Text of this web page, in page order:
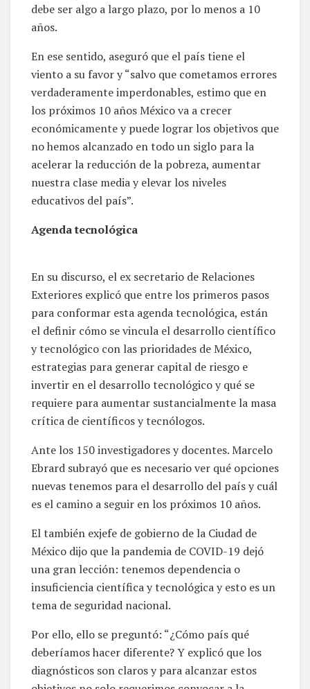
debe ser algo a largo plazo, por lo menos a 10
años.
En ese sentido, aseguró que el país tiene el
viento a su favor y “salvo que cometamos errores
verdaderamente imperdonables, estimo que en
los próximos 10 años México va a crecer
económicamente y puede lograr los objetivos que
no hemos alcanzado en todo un siglo para la
acelerar la reducción de la pobreza, aumentar
nuestra clase media y elevar los niveles
educativos del país”.
Agenda tecnológica
En su discurso, el ex secretario de Relaciones
Exteriores explicó que entre los primeros pasos
para conformar esta agenda tecnológica, están
el definir cómo se vincula el desarrollo científico
y tecnológico con las prioridades de México,
estrategias para generar capital de riesgo e
invertir en el desarrollo tecnológico y qué se
requiere para aumentar sustancialmente la masa
crítica de científicos y tecnólogos.
Ante los 150 investigadores y docentes. Marcelo
Ebrard subrayó que es necesario ver qué opciones
nuevas tenemos para el desarrollo del país y cuál
es el camino a seguir en los próximos 10 años.
El también exjefe de gobierno de la Ciudad de
México dijo que la pandemia de COVID-19 dejó
una gran lección: tenemos dependencia o
insuficiencia científica y tecnológica y esto es un
tema de seguridad nacional.
Por ello, ello se preguntó: “¿Cómo país qué
deberíamos hacer diferente? Y explicó que los
diagnósticos son claros y para alcanzar estos